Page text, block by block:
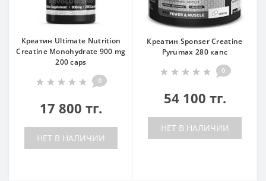
Креатин Ultimate Nutrition
Creatine Monohydrate 900 mg
200 caps
0
17 800 тг.
НЕТ В НАЛИЧИИ
Креатин Sponser Creatine
Pyrumax 280 капс
0
54 100 тг.
НЕТ В НАЛИЧИИ